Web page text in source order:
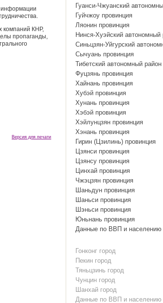
информации
компаний КНР,
пропаганды,
Версия для печати
Гуанси-Чжуанский
Гуйчжоу провинция
Ляонин провинция
Нинся-Хуэйский автономный
Синьцзян-Уйгурский
Сычуань провинция
Тибетский автономный район
Фуцзянь провинция
Хайнань провинция
Хубэй провинция
Хунань провинция
Хэбэй провинция
Хэйлунцзян провинция
Хэнань провинция
Гирин (Цзилинь) провинция
Цзянси провинция
Цзянсу провинция
Цинхай провинция
Чжэцзян провинция
Шаньдун провинция
Шаньси провинция
Шэньси провинция
Юньнань провинция
Данные по ВВП и населению
Гонконг город
Пекин город
Тяньцзинь город
Чунцин город
Шанхай город
Данные по ВВП и населению